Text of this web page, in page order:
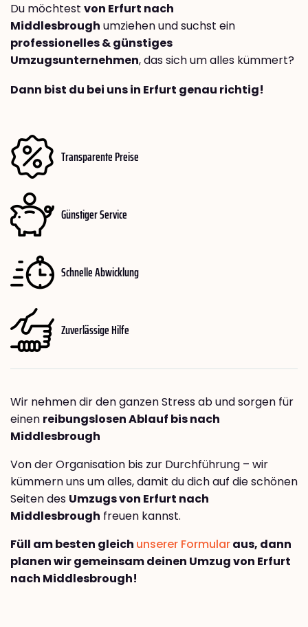
Du möchtest von Erfurt nach
Middlesbrough umziehen und suchst ein
professionelles & günstiges
Umzugsunternehmen, das sich um alles kümmert?
Dann bist du bei uns in Erfurt genau richtig!
Transparente Preise
Günstiger Service
Schnelle Abwicklung
Zuverlässige Hilfe
Wir nehmen dir den ganzen Stress ab und sorgen für
einen reibungslosen Ablauf bis nach
Middlesbrough
Von der Organisation bis zur Durchführung – wir
kümmern uns um alles, damit du dich auf die schönen
Seiten des Umzugs von Erfurt nach
Middlesbrough freuen kannst.
Füll am besten gleich unserer Formularaus, dann
planen wir gemeinsam deinen Umzug von Erfurt
nach Middlesbrough!